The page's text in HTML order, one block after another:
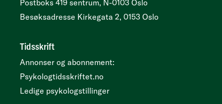
Postboks 419 sentrum, N-0103 Oslo
Besøksadresse Kirkegata 2, 0153 Oslo
Tidsskrift
Annonser og abonnement:
Psykologtidsskriftet.no
Ledige psykologstillinger